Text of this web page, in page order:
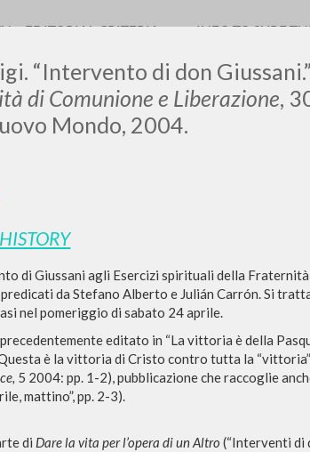
“Intervento di don
di Comunione e Liberazione,
Mondo, 2004.
di Giussani agli Esercizi spirituali della
da Stefano Alberto e Julián Carrón. Si
nel pomeriggio di sabato 24 aprile.
editato in “La vittoria è della
è la vittoria di Cristo contro tutta la “vittoria”
5 2004: pp. 1-2), pubblicazione che raccoglie
mattino”, pp. 2-3).
di Dare la vita per l’opera di un Altro (“Interventi di
scritti
EDITORIAL CRITERIA INFO TO SURF